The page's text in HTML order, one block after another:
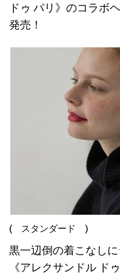
ドゥ パリ》のコラボ
発売！
( スタンダード )
黒一辺倒の着こなし
《アレクサンドル ド